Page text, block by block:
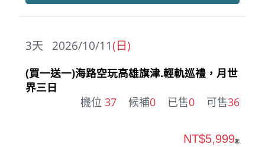
2026/10/11(日)
3天
(買一送一)海路空玩高雄旗津.輕軌巡禮，月世
界三日
機位 37 候補0 已售0 可售36
NT$5,999起